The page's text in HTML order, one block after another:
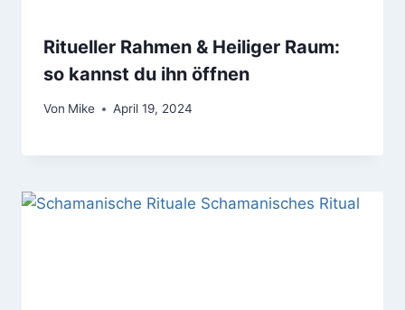
Ritueller Rahmen & Heiliger Raum:
so kannst du ihn öffnen
Von Mike April 19, 2024